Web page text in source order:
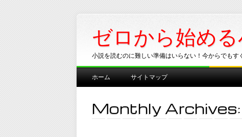
ゼロから始め
小説を読むのに難しい準備はいらない！今からでもす
Main menu
Skip
ホーム サイトマップ
Monthly Archives: